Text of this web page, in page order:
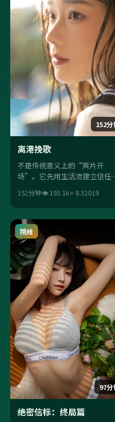
152分
离港挽歌
不是传统意义上的“爽片开
场”。它先用生活流建立信任
区；李安的调度让每场戏都“有
目的”。
152分钟👁193.1k⭐ 8.32019
97分
院线
绝密信标：终局篇